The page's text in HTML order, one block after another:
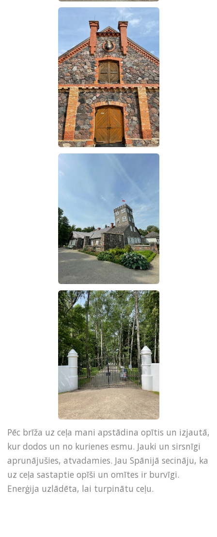
Pēc brīža uz ceļa mani apstādina opītis un izjautā,
kur dodos un no kurienes esmu. Jauki un sirsnīgi
aprunājušies, atvadamies. Jau Spānijā secināju, ka
uz ceļa sastaptie opīši un omītes ir burvīgi.
Enerģija uzlādēta, lai turpinātu ceļu.